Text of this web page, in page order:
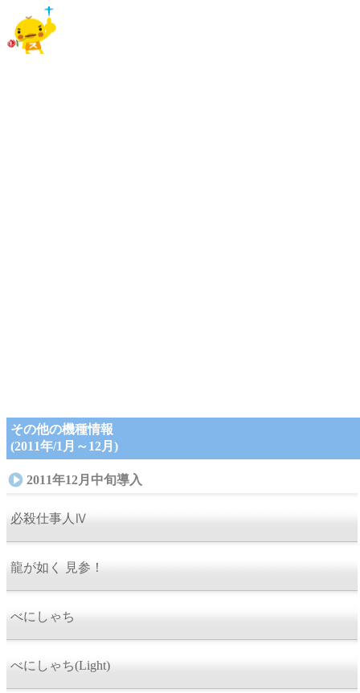
その他の機種情報
(2011年/1月～12月)
2011年12月中旬導入
必殺仕事人Ⅳ
龍が如く 見参！
べにしゃち
べにしゃち(Light)